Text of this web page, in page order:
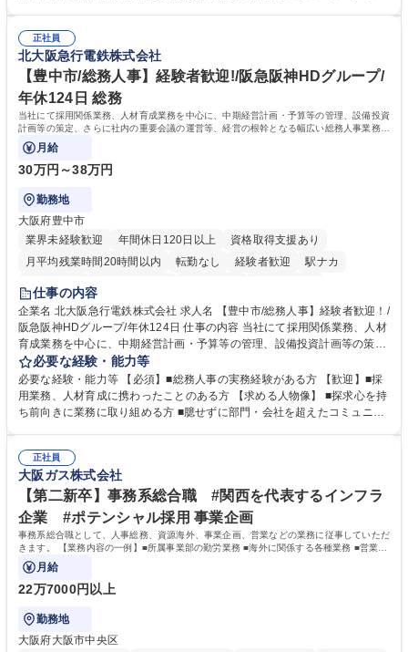
道路施設や道路工事現場の見学ツアー事業 ※入社後は上記いずれかの部門
へ配属。※業務内容変更の範囲：会社の定める業務 募集職種 【都庁グル
ープ】総合職（事務）◇残業月平均9時間未満／有給年平均16日取得
部門など多岐に渡る業務を経験できます。 ■様々なプロジェクト：駐車場
事業の他、新宿駅西口広場内に設置された照明を兼ねた広告「ブライトサ
イン」の管理運営を行うなど、事業収益を生み出す活動を積極的に行って
います。 学歴・資格 学歴：大学院 大学 高専 短大 専修学校 高校 語学力：
資格：
正社員
北大阪急行電鉄株式会社
【豊中市/総務人事】経験者歓迎!/阪急阪神HDグループ/
年休124日 総務
当社にて採用関係業務、人材育成業務を中心に、中期経営計画・予算等の管理、設備投資
計画等の策定、さらに社内の重要会議の運営等、経営の根幹となる幅広い総務人事業務全
般を担当していただきます。
月給
30万円～38万円
勤務地
大阪府豊中市
業界未経験歓迎
年間休日120日以上
資格取得支援あり
月平均残業時間20時間以内
転勤なし 経験者歓迎
駅ナカ
退職金あり
土日祝休み
服装自由 昼食補助あり 食事補助あり
仕事の内容
企業名 北大阪急行電鉄株式会社 求人名 【豊中市/総務人事】経験者歓迎！/
阪急阪神HDグループ/年休124日 仕事の内容 当社にて採用関係業務、人材
育成業務を中心に、中期経営計画・予算等の管理、設備投資計画等の策
定、さらに社内の重要会議の運営等、経営の根幹となる幅広い総務人事業
務全般を担当していただきます。 【主な業務内容】 ■採用関係業務および
人材育成(社員研修)業務の推進 ■中期経営計画および予算等の管理 ■設備
投資計画等の策定 ■社内の重要会議の運営 ■その他総務人事業務全般 【入
務人事】経験者歓迎！/阪急阪神HDグループ/年休124日
必要な経験・能力等
必要な経験・能力等 【必須】■総務人事の実務経験がある方 【歓迎】■採
用業務、人材育成に携わったことのある方 【求める人物像】 ■探求心を持
ち前向きに業務に取り組める方 ■臆せずに部門・会社を超えたコミュニケ
囲のメンバーと協調しつつ主体性を持って能動的に業務を推進できる方 学
歴・資格 学歴：大学院 大学 高専 短大 専修学校 高校 語学力： 資格：
正社員
大阪ガス株式会社
【第二新卒】事務系総合職 #関西を代表するインフラ
企業 #ポテンシャル採用 事業企画
事務系総合職として、人事総務、資源海外、事業企画、営業などの業務に従事していただ
きます。 【業務内容の一例】■所属事業部の勤労業務 ■海外に関係する各種業務 ■営業部
門の企画スタッフ、ルート営業
月給
22万7000円以上
勤務地
大阪府大阪市中央区